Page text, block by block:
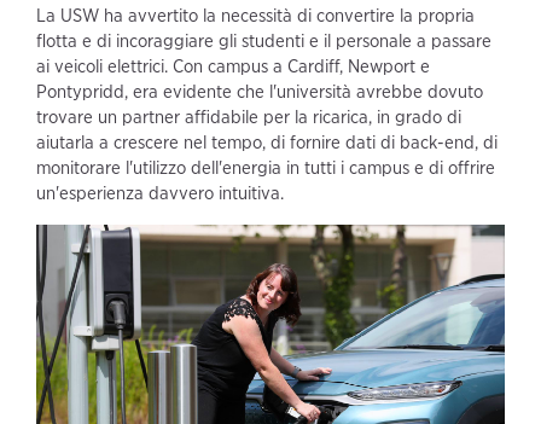
La USW ha avvertito la necessità di convertire la propria
flotta e di incoraggiare gli studenti e il personale a passare
ai veicoli elettrici. Con campus a Cardiff, Newport e
Pontypridd, era evidente che l'università avrebbe dovuto
trovare un partner affidabile per la ricarica, in grado di
aiutarla a crescere nel tempo, di fornire dati di back-end, di
monitorare l'utilizzo dell'energia in tutti i campus e di offrire
un'esperienza davvero intuitiva.